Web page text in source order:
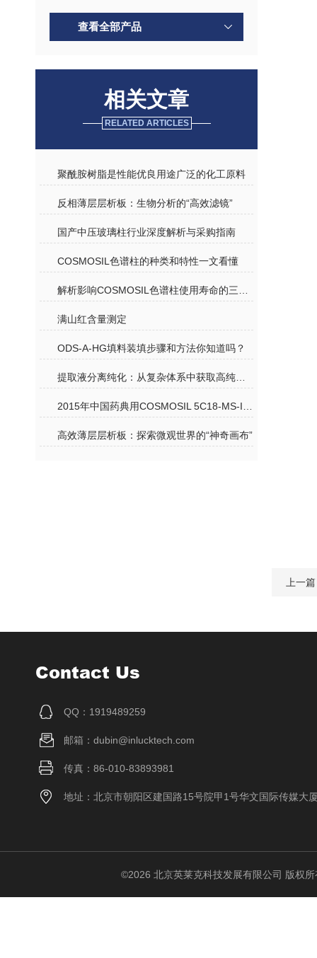
查看全部产品
相关文章
RELATED ARTICLES
聚酰胺树脂是性能优良用途广泛的化工原料
反相薄层层析板：生物分析的“高效滤镜”
国产中压玻璃柱行业深度解析与采购指南
COSMOSIL色谱柱的种类和特性一文看懂
满山红含量测定
ODS-A-HG填料装填步骤和方法你知道吗？
高效薄层层析板：探索微观世界的“神奇画布”
上一
Contact Us
QQ：1919489259
邮箱：dubin@inlucktech.com
传真：86-010-83893981
地址：北京市朝阳区建国路15号院甲1号华文国际传媒大
©2026 北京英莱克科技发展有限公司 版